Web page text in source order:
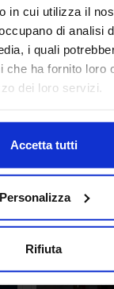
in cui utilizza il
di analisi
i quali
che ha fornito loro
dei loro servizi.
Accetta tutti
Personalizza
Rifiuta
Buon
con Angelo
su decreto